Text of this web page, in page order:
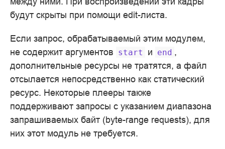
будут скрыты при помощи edit-листа.
Если запрос, обрабатываемый этим модулем,
не содержит аргументов start и end ,
дополнительные ресурсы не тратятся, а файл
отсылается непосредственно как статический
ресурс. Некоторые плееры также
поддерживают запросы с указанием диапазона
запрашиваемых байт (byte-range requests), для
них этот модуль не требуется.